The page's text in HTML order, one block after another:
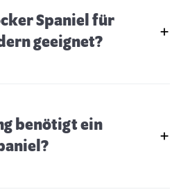
Spaniel für
geeignet?
benötigt ein